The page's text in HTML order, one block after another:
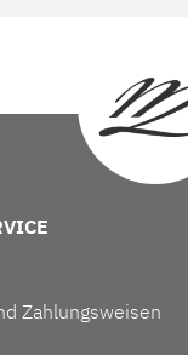
Zahlungsweisen